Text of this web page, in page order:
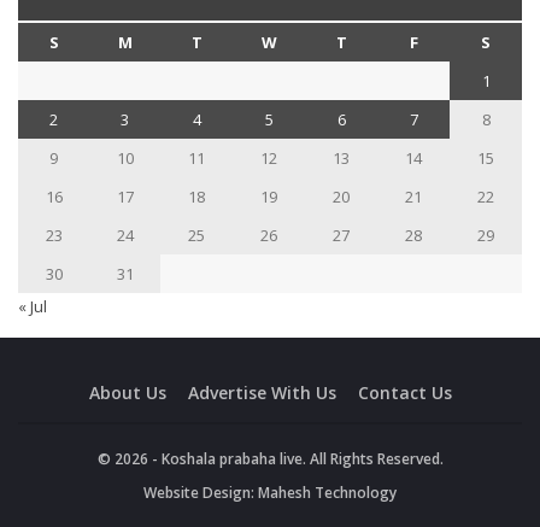
S M T W T F
S
1
2
3 4 5 6 7
8
9
10 11 12 13 14
15
16
17 18 19 20 21
22
23
24 25 26 27 28
29
30
31
« Jul
About Us Advertise With Us Contact Us
© 2026 - Koshala prabaha live. All Rights Reserved.
Website Design: Mahesh Technology